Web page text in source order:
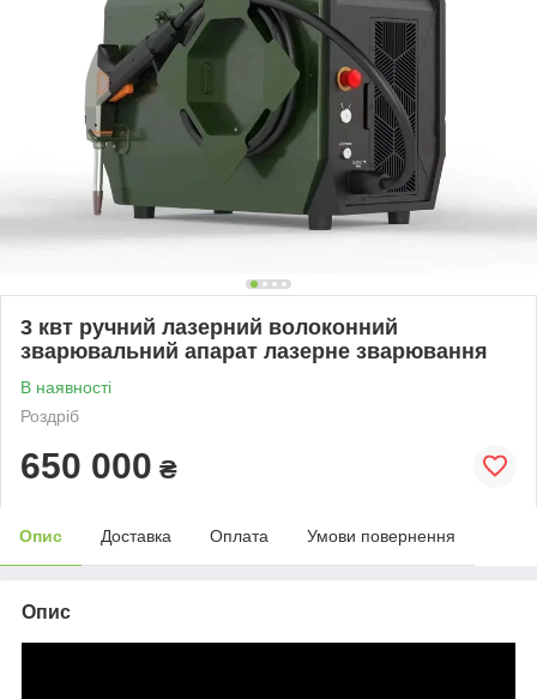
3 квт ручний лазерний волоконний
зварювальний апарат лазерне зварювання
В наявності
Роздріб
650 000 ₴
Опис Доставка Оплата Умови повернення
Опис